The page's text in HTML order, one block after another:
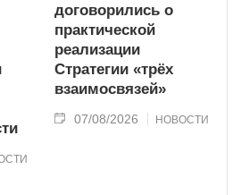
договорились о
практической
реализации
Стратегии «трёх
взаимосвязей»
07/08/2026 НОВОСТИ